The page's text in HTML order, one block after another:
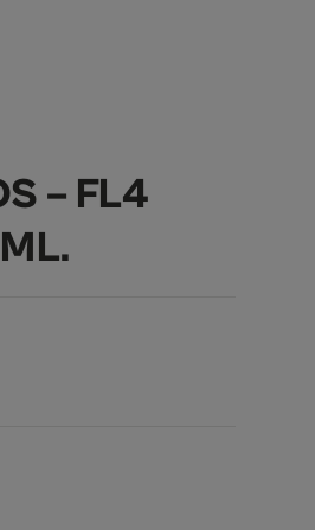
– FL4